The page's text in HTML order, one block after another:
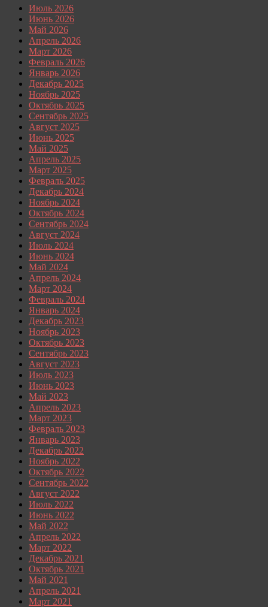
Июль 2026
Июнь 2026
Май 2026
Апрель 2026
Март 2026
Февраль 2026
Январь 2026
Декабрь 2025
Ноябрь 2025
Октябрь 2025
Сентябрь 2025
Август 2025
Июнь 2025
Май 2025
Апрель 2025
Март 2025
Февраль 2025
Декабрь 2024
Ноябрь 2024
Октябрь 2024
Сентябрь 2024
Август 2024
Июль 2024
Июнь 2024
Май 2024
Апрель 2024
Март 2024
Февраль 2024
Январь 2024
Декабрь 2023
Ноябрь 2023
Октябрь 2023
Сентябрь 2023
Август 2023
Июль 2023
Июнь 2023
Май 2023
Апрель 2023
Март 2023
Февраль 2023
Январь 2023
Декабрь 2022
Ноябрь 2022
Октябрь 2022
Сентябрь 2022
Август 2022
Июль 2022
Июнь 2022
Май 2022
Апрель 2022
Март 2022
Декабрь 2021
Октябрь 2021
Май 2021
Апрель 2021
Март 2021